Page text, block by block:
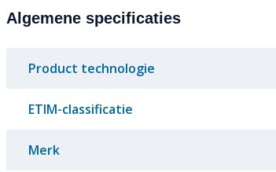
Algemene specificaties
Product technologie
ETIM-classificatie
Merk